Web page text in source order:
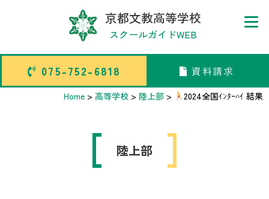
075-752-6818 資料請求
中学校部活TOP
京都文教高等学校
スクールガイドWEB
075-752-6818 資料請求
Home >高等学校 > 陸上部 > 2024全国ｲﾝﾀｰﾊｲ 結果
陸上部